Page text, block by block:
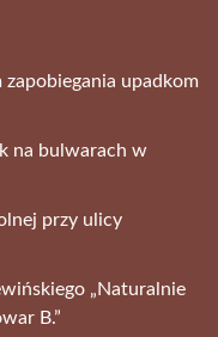
upadkom
na bulwarach w
przy ulicy
„Naturalnie
B.”